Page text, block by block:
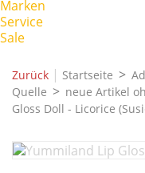
Marken
Service
Sale
Zurück | Startseite
Quelle
neue Artikel
Gloss Doll - Licorice